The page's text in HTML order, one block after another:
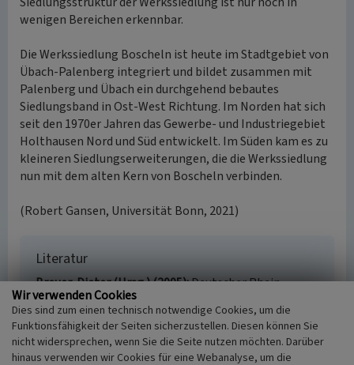
wenigen Bereichen erkennbar.
Die Werkssiedlung Boscheln ist heute im Stadtgebiet von
Übach-Palenberg integriert und bildet zusammen mit
Palenberg und Übach ein durchgehend bebautes
Siedlungsband in Ost-West Richtung. Im Norden hat sich
seit den 1970er Jahren das Gewerbe- und Industriegebiet
Holthausen Nord und Süd entwickelt. Im Süden kam es zu
kleineren Siedlungserweiterungen, die die Werkssiedlung
nun mit dem alten Kern von Boscheln verbinden.
(Robert Gansen, Universität Bonn, 2021)
Literatur
Breuer, Dieter (Hrsg.) (2005) Deutscher Rhein -
fremder Rosse Tränke?. Symbolische Kämpfe um das
Rheinland nach dem Ersten Weltkrieg. (Düsseldorfer
Schriften zur neueren Landesgeschichte und zur
Geschichte Nordrhein-Westfalens, Band 70.) Essen.
Wir verwenden Cookies
Dies sind zum einen technisch notwendige Cookies, um die
Funktionsfähigkeit der Seiten sicherzustellen. Diesen können Sie
nicht widersprechen, wenn Sie die Seite nutzen möchten. Darüber
hinaus verwenden wir Cookies für eine Webanalyse, um die